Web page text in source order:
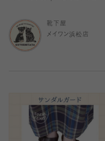
靴下屋
メイワン浜松店